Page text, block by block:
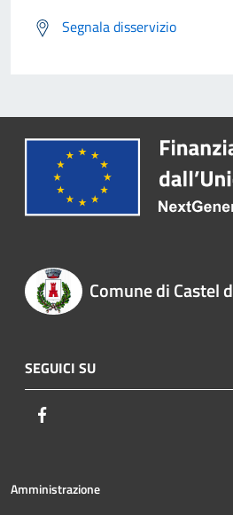
Segnala disservizio
Comune di Castel
SEGUICI SU
Amministrazione